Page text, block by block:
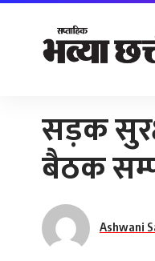
सड़क
बैठक
Ashwani